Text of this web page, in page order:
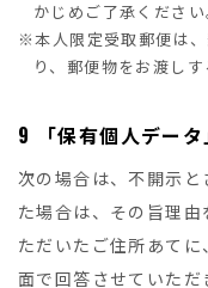
かじめご了承ください
※本人限定受取郵便は
り、郵便物をお渡し
9 「保有個人デー
次の場合は、不開示と
た場合は、その旨理
ただいたご住所あて
面で回答させていただ